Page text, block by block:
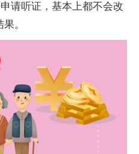
请听证，基本上都不会改
。